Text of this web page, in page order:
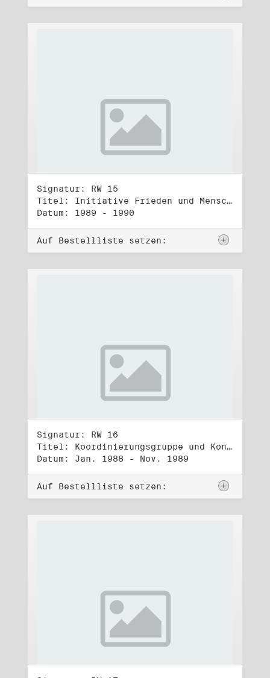
Signatur: RW 15
Titel: Initiative Frieden und Menschenrechte, Veröffentlichungen
Datum: 1989 - 1990
Auf Bestellliste setzen:
Signatur: RW 16
Titel: Koordinierungsgruppe und Kontakttelefongruppe
Datum: Jan. 1988 - Nov. 1989
Auf Bestellliste setzen: